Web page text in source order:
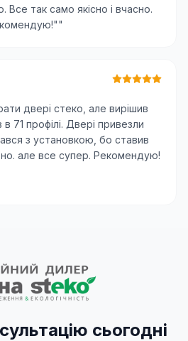
Все так само якісно і вчасно.
"
двері стеко, але вирішив
71 профілі. Двері привезли
з установкою, бо ставив
але все супер. Рекомендую!
сьогодні